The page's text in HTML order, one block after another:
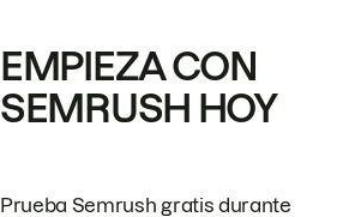
EMPIEZA CON
SEMRUSH HOY
Prueba Semrush gratis durante